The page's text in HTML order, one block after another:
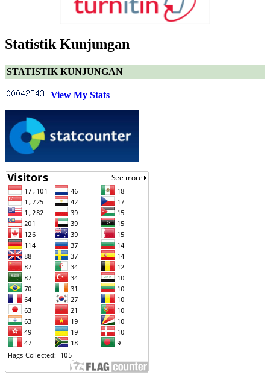
Statistik Kunjungan
STATISTIK KUNJUNGAN
View My Stats